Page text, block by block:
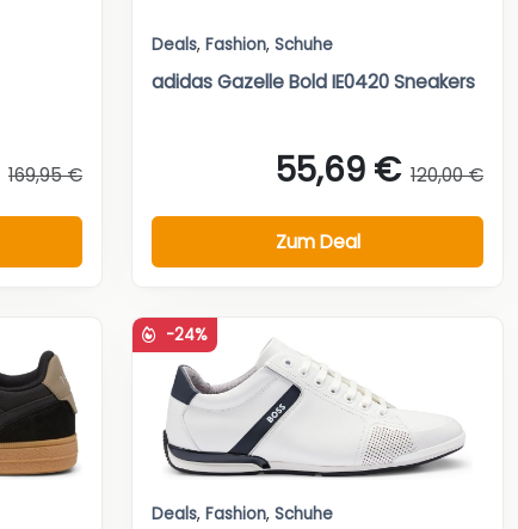
169,95 €
Deals, Fashion, Schuhe
adidas Gazelle Bold IE0420 Sneakers
55,69 € 120,00 €
Zum Deal
-24%
Deals, Fashion, Schuhe